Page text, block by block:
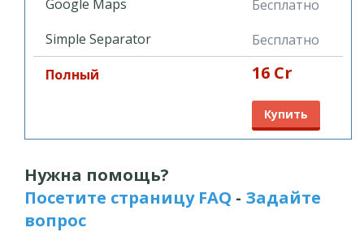
Google Maps
Бесплатно
Simple Separator
Бесплатно
Полный
16 Cr
Купить
Нужна помощь?
Посетите страницу FAQ - Задайте
вопрос